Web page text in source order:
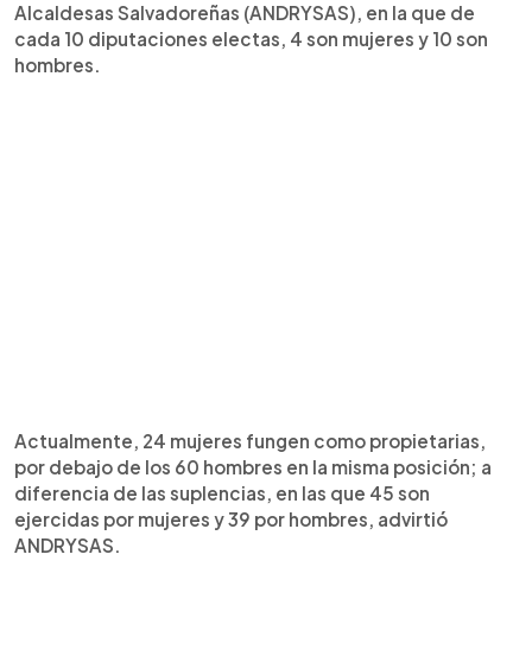
Alcaldesas Salvadoreñas (ANDRYSAS), en la que de
cada 10 diputaciones electas, 4 son mujeres y 10 son
hombres.
Actualmente, 24 mujeres fungen como propietarias,
por debajo de los 60 hombres en la misma posición; a
diferencia de las suplencias, en las que 45 son
ejercidas por mujeres y 39 por hombres, advirtió
ANDRYSAS.